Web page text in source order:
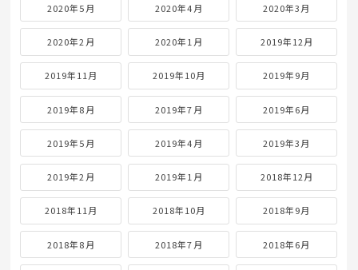
2020年5月 2020年4月 2020年3月
2020年2月 2020年1月 2019年12月
2019年11月 2019年10月 2019年9月
2019年8月 2019年7月 2019年6月
2019年5月 2019年4月 2019年3月
2019年2月 2019年1月 2018年12月
2018年11月 2018年10月 2018年9月
2018年8月 2018年7月 2018年6月